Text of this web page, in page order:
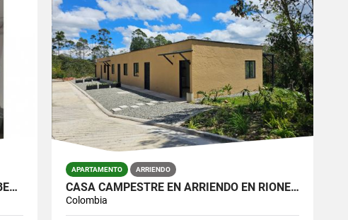
SE VENDE CASA LOTE UNIFAMILIAR EN BELEN NOGAL
APARTAMENTO ARRIENDO
CASA CAMPESTRE EN ARRIENDO EN RIONEGRO – VEREDA MAMPUESTO APT1
Colombia